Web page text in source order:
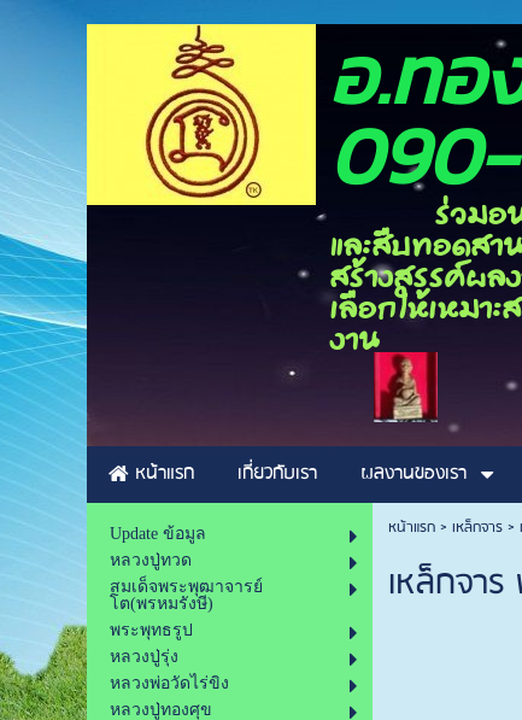
อ.ท
ร่วมอนุรัก
และสืบทอดสา
สร้างสรรค์ผล
เลือกให้เหมา
งาน
หน้าแรก เกี่ยวกับเรา ผลงานของเรา
Update ข้อมูล
หลวงปู่ทวด
สมเด็จพระพุฒาจารย์
โต(พรหมรังษี)
พระพุทธรูป
หลวงปู่รุ่ง
หลวงพ่อวัดไร่ขิง
หลวงปู่ทองศุข
หน้าแรก> เหล็กจาร>
เหล็กจาร